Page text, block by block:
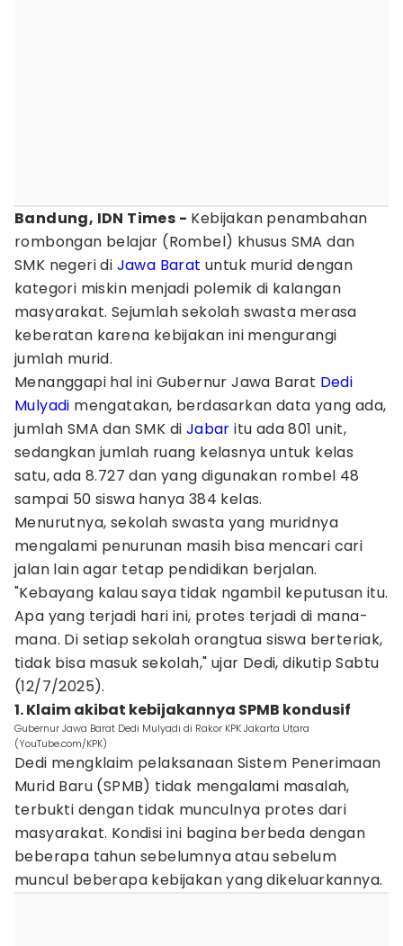
Bandung, IDN Times - Kebijakan penambahan
rombongan belajar (Rombel) khusus SMA dan
SMK negeri di Jawa Barat untuk murid dengan
kategori miskin menjadi polemik di kalangan
masyarakat. Sejumlah sekolah swasta merasa
keberatan karena kebijakan ini mengurangi
jumlah murid.
Menanggapi hal ini Gubernur Jawa Barat Dedi
Mulyadi mengatakan, berdasarkan data yang ada,
jumlah SMA dan SMK di Jabar itu ada 801 unit,
sedangkan jumlah ruang kelasnya untuk kelas
satu, ada 8.727 dan yang digunakan rombel 48
sampai 50 siswa hanya 384 kelas.
Menurutnya, sekolah swasta yang muridnya
mengalami penurunan masih bisa mencari cari
jalan lain agar tetap pendidikan berjalan.
"Kebayang kalau saya tidak ngambil keputusan itu.
Apa yang terjadi hari ini, protes terjadi di mana-
mana. Di setiap sekolah orangtua siswa berteriak,
tidak bisa masuk sekolah," ujar Dedi, dikutip Sabtu
(12/7/2025).
1. Klaim akibat kebijakannya SPMB kondusif
Gubernur Jawa Barat Dedi Mulyadi di Rakor KPK Jakarta Utara
(YouTube.com/KPK)
Dedi mengklaim pelaksanaan Sistem Penerimaan
Murid Baru (SPMB) tidak mengalami masalah,
terbukti dengan tidak munculnya protes dari
masyarakat. Kondisi ini bagina berbeda dengan
beberapa tahun sebelumnya atau sebelum
muncul beberapa kebijakan yang dikeluarkannya.